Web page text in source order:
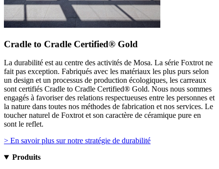
Cradle to Cradle Certified® Gold
La durabilité est au centre des activités de Mosa. La série Foxtrot ne
fait pas exception. Fabriqués avec les matériaux les plus purs selon
un design et un processus de production écologiques, les carreaux
sont certifiés Cradle to Cradle Certified® Gold. Nous nous sommes
engagés à favoriser des relations respectueuses entre les personnes et
la nature dans toutes nos méthodes de fabrication et nos services. Le
toucher naturel de Foxtrot et son caractère de céramique pure en
sont le reflet.
> En savoir plus sur notre stratégie de durabilité
Produits